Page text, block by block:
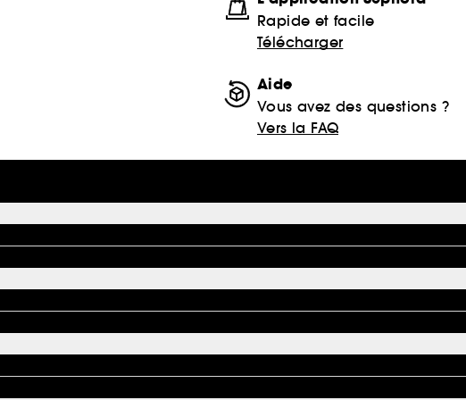
Rapide et facile
Télécharger
Aide
Vous avez des questions ?
Vers la FAQ